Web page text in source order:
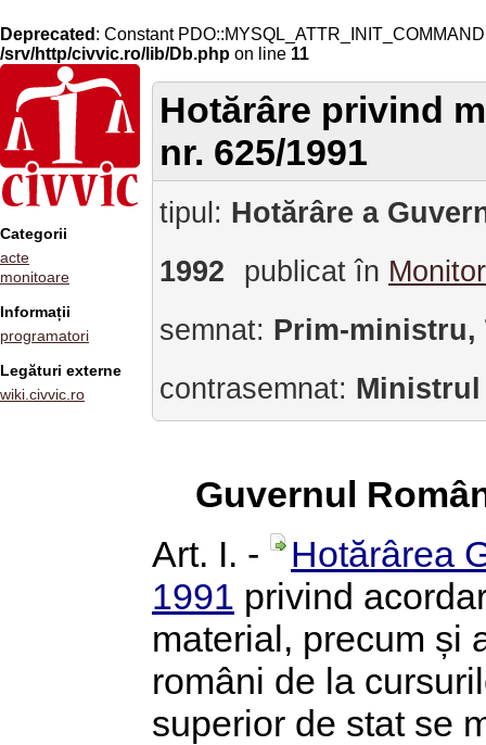
Deprecated : Constant
/srv/http/civvic.ro/lib/Db.php on line 11
Categorii
acte
monitoare
Informații
programatori
Legături externe
wiki.civvic.ro
Hotărâre privind
nr. 625/1991
tipul: Hotărâre a
1992
publicat în
semnat: Prim-ministru,
contrasemnat:
Guvernul
Art. I. -
Hotărârea
1991 privind
material, precum și
români de la
superior de stat se